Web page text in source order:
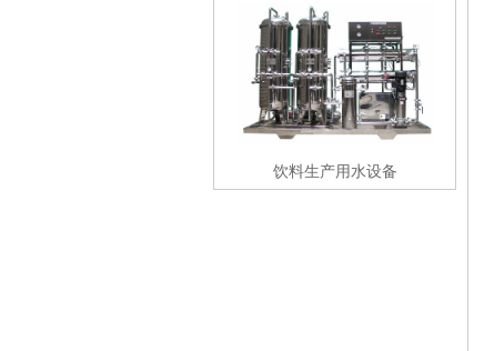
饮料生产用水设备